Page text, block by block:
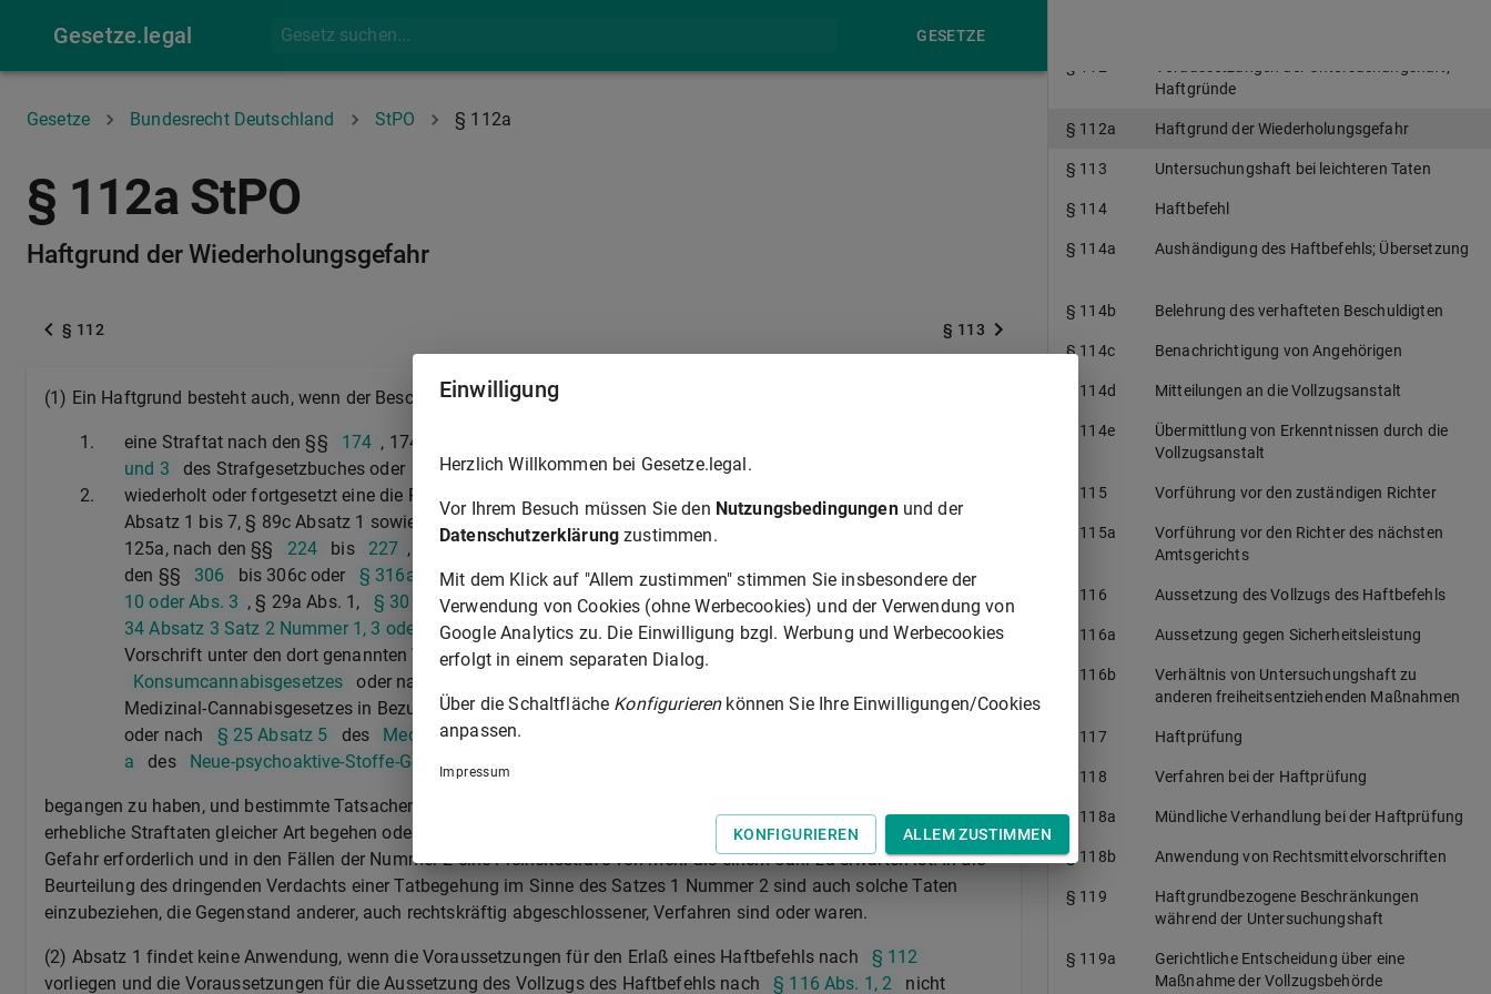
Gesetze.legal GESETZE
Gesetze Bundesrecht Deutschland StPO § 112a
§ 112a StPO
Haftgrund der Wiederholungsgefahr
§ 112 § 113
(1) Ein Haftgrund besteht auch, wenn der Beschuldigte dringend verdächtig ist,
1. eine Straftat nach den §§ 174 , 174a,
und 3
des Strafgesetzbuches oder
2.
wiederholt oder fortgesetzt eine die Rechtsordnung schwerwiegend beeinträchtigende Straftat nach § 89a
Absatz 1 bis 7, § 89c Absatz 1 sowie Absatz 3 und 4, wenn es sich um eine Tat nach Absatz 1 handelt, nach §
125a, nach den §§
224 bis 227 , nach den §§ 243 , 244 , 249 bis
den §§
306 bis 306c oder § 316a des Strafgesetzbuches oder nach § 29 Absatz 1 Satz 1 Nummer 1,
10 oder Abs. 3 , § 29a Abs. 1, § 30 Abs. 1 , § 30a Abs. 1 des Betäubungsmittelgesetzes oder nach einer in §
34 Absatz 3 Satz 2 Nummer 1, 3 oder Nummer 4 des Konsumcannabisgesetzes in Bezug genommenen
Vorschrift unter den dort genannten Voraussetzungen oder nach
§ 34 Absatz 4
Konsumcannabisgesetzes
oder nach einer in
Medizinal-Cannabisgesetzes in Bezug genommenen Vorschrift unter den dort genannten Voraussetzungen
oder nach
§ 25 Absatz 5 des Medizinal-Cannabisgesetzes
a
des Neue-psychoaktive-Stoffe-Gesetzes
begangen zu haben, und bestimmte Tatsachen die Gefahr begründen, daß er vor rechtskräftiger Aburteilung weitere
erhebliche Straftaten gleicher Art begehen oder die Straftat fortsetzen werde, die Haft zur Abwendung der drohenden
Gefahr erforderlich und in den Fällen der Nummer 2 eine Freiheitsstrafe von mehr als einem Jahr zu erwarten ist. In die
Beurteilung des dringenden Verdachts einer Tatbegehung im Sinne des Satzes 1 Nummer 2 sind auch solche Taten
einzubeziehen, die Gegenstand anderer, auch rechtskräftig abgeschlossener, Verfahren sind oder waren.
(2) Absatz 1 findet keine Anwendung, wenn die Voraussetzungen für den Erlaß eines Haftbefehls nach
§ 112
vorliegen und die Voraussetzungen für die Aussetzung des Vollzugs des Haftbefehls nach
§ 116 Abs. 1, 2 nicht
Haftgründe
§ 112a Haftgrund der Wiederholungsgefahr
§ 113 Untersuchungshaft bei leichteren Taten
§ 114 Haftbefehl
§ 114a Aushändigung des Haftbefehls; Übersetzung
§ 114b Belehrung des verhafteten Beschuldigten
§ 114c Benachrichtigung von Angehörigen
§ 114d Mitteilungen an die Vollzugsanstalt
§ 114e
Übermittlung von Erkenntnissen durch die
Vollzugsanstalt
§ 115 Vorführung vor den zuständigen Richter
§ 115a
Vorführung vor den Richter des nächsten
Amtsgerichts
§ 116 Aussetzung des Vollzugs des Haftbefehls
§ 116a Aussetzung gegen Sicherheitsleistung
§ 116b
Verhältnis von Untersuchungshaft zu
anderen freiheitsentziehenden Maßnahmen
§ 117 Haftprüfung
§ 118 Verfahren bei der Haftprüfung
§ 118a Mündliche Verhandlung bei der Haftprüfung
§ 118b Anwendung von Rechtsmittelvorschriften
§ 119
Haftgrundbezogene Beschränkungen
während der Untersuchungshaft
§ 119a
Gerichtliche Entscheidung über eine
Maßnahme der Vollzugsbehörde
Einwilligung
Herzlich Willkommen bei Gesetze.legal.
Vor Ihrem Besuch müssen Sie den Nutzungsbedingungenund der
Datenschutzerklärung zustimmen.
Mit dem Klick auf "Allem zustimmen" stimmen Sie insbesondere der
Verwendung von Cookies (ohne Werbecookies) und der Verwendung von
Google Analytics zu. Die Einwilligung bzgl. Werbung und Werbecookies
erfolgt in einem separaten Dialog.
Über die Schaltfläche Konfigurierenkönnen Sie Ihre Einwilligungen/Cookies
anpassen.
Impressum
KONFIGURIEREN ALLEM ZUSTIMMEN